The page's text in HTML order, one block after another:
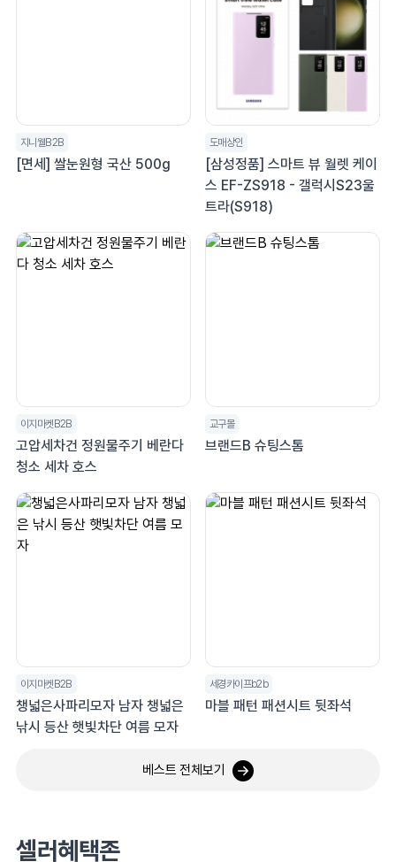
지니웰B2B
[면세] 쌀눈원형 국산 500g
도매상인
[삼성정품] 스마트 뷰 월렛 케이
스 EF-ZS918 - 갤럭시S23울
트라(S918)
이지마켓B2B
고압세차건 정원물주기 베란다
청소 세차 호스
교구몰
브랜드B 슈팅스톰
이지마켓B2B
챙넓은사파리모자 남자 챙넓은
낚시 등산 햇빛차단 여름 모자
세경카이프b2b
마블 패턴 패션시트 뒷좌석
베스트 전체보기
셀러혜택존